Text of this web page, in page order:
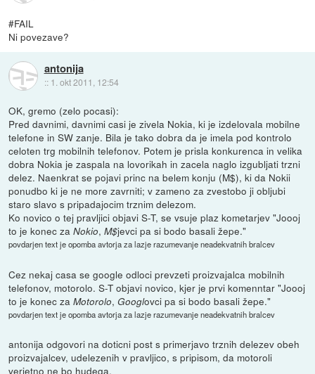
#FAIL
Ni povezave?
antonija
:: 1. okt 2011, 12:54
OK, gremo (zelo pocasi):
Pred davnimi, davnimi casi je zivela Nokia, ki je izdelovala mobilne
telefone in SW zanje. Bila je tako dobra da je imela pod kontrolo
celoten trg mobilnih telefonov. Potem je prisla konkurenca in velika
dobra Nokia je zaspala na lovorikah in zacela naglo izgubljati trzni
delez. Naenkrat se pojavi princ na belem konju (M$), ki da Nokii
ponudbo ki je ne more zavrniti; v zameno za zvestobo ji obljubi
staro slavo s pripadajocim trznim delezom.
Ko novico o tej pravljici objavi S-T, se vsuje plaz kometarjev "Joooj
to je konec zaNokio,M$jevci pa si bodo basali žepe."
povdarjen text je opomba avtorja za lazje razumevanje neadekvatnih bralcev
Cez nekaj casa se google odloci prevzeti proizvajalca mobilnih
telefonov, motorolo. S-T objavi novico, kjer je prvi komenntar "Joooj
to je konec zaMotorolo,Googlovci pa si bodo basali žepe."
povdarjen text je opomba avtorja za lazje razumevanje neadekvatnih bralcev
antonija odgovori na doticni post s primerjavo trznih delezev obeh
proizvajalcev, udelezenih v pravljico, s pripisom, da motoroli
verjetno ne bo hudega.